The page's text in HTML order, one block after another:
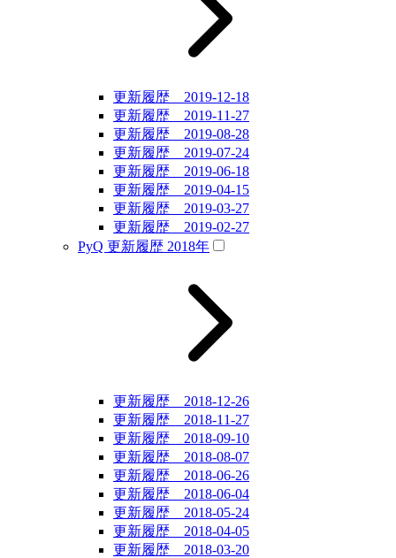
更新履歴 2019-12-18
更新履歴 2019-11-27
更新履歴 2019-08-28
更新履歴 2019-07-24
更新履歴 2019-06-18
更新履歴 2019-04-15
更新履歴 2019-03-27
更新履歴 2019-02-27
PyQ 更新履歴 2018年
更新履歴 2018-12-26
更新履歴 2018-11-27
更新履歴 2018-09-10
更新履歴 2018-08-07
更新履歴 2018-06-26
更新履歴 2018-06-04
更新履歴 2018-05-24
更新履歴 2018-04-05
更新履歴 2018-03-20